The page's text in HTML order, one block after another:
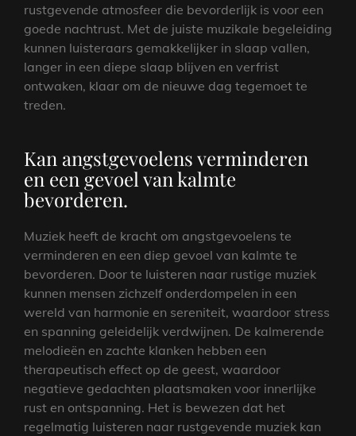
rustgevende atmosfeer die bevorderlijk is voor een
goede nachtrust. Met de juiste muzikale begeleiding
kunnen luisteraars gemakkelijker in slaap vallen,
langer in een diepe slaap blijven en verfrist
ontwaken, klaar om de nieuwe dag tegemoet te
treden.
Kan angstgevoelens verminderen
en een gevoel van kalmte
bevorderen.
Muziek heeft de kracht om angstgevoelens te
verminderen en een diep gevoel van kalmte te
bevorderen. Door te luisteren naar rustige muziek
kunnen mensen zichzelf onderdompelen in een
wereld van harmonie en sereniteit, waardoor stress
en spanning geleidelijk verdwijnen. De kalmerende
melodieën en zachte klanken hebben een
therapeutisch effect op de geest, waardoor
negatieve gedachten plaatsmaken voor innerlijke
rust en ontspanning. Het is bewezen dat het
regelmatig luisteren naar rustgevende muziek kan